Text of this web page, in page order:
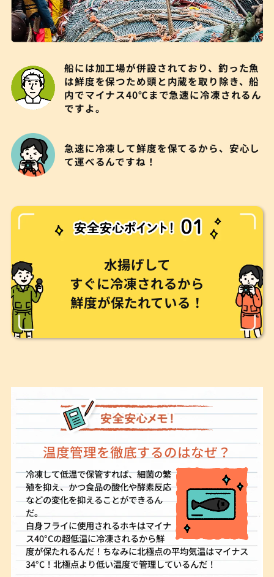
船には加工場が併設されており、釣った魚
は鮮度を保つため頭と内蔵を取り除き、船
内でマイナス40℃まで急速に冷凍されるん
ですよ。
急速に冷凍して鮮度を保てるから、安心し
て運べるんですね！
水揚げして
すぐに冷凍されるから
鮮度が保たれている！
温度管理を徹底するのはなぜ？
冷凍して低温で保管すれば、細菌の繁
殖を抑え、かつ食品の酸化や酵素反応
などの変化を抑えることができるん
だ。
白身フライに使用されるホキはマイナ
ス40°Cの超低温に冷凍されるから鮮
度が保たれるんだ！ちなみに北極点の平均気温はマイナス
34°C！北極点より低い温度で管理しているんだ！